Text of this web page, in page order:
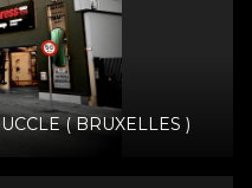
( BRUXELLES )